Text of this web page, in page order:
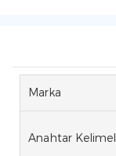
Marka
Anahtar